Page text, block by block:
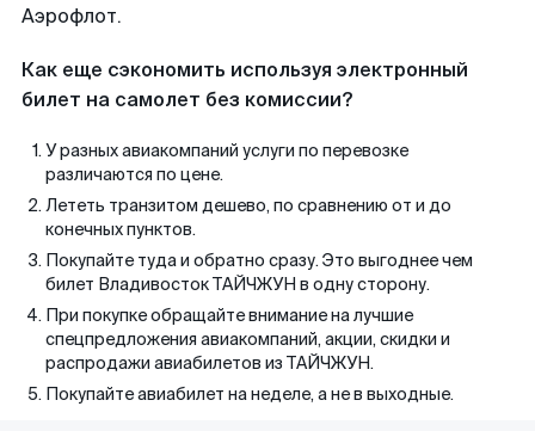
Аэрофлот.
Как еще сэкономить используя электронный
билет на самолет без комиссии?
У разных авиакомпаний услуги по перевозке
различаются по цене.
Лететь транзитом дешево, по сравнению от и до
конечных пунктов.
Покупайте туда и обратно сразу. Это выгоднее чем
билет Владивосток ТАЙЧЖУН в одну сторону.
При покупке обращайте внимание на лучшие
спецпредложения авиакомпаний, акции, скидки и
распродажи авиабилетов из ТАЙЧЖУН.
Покупайте авиабилет на неделе, а не в выходные.